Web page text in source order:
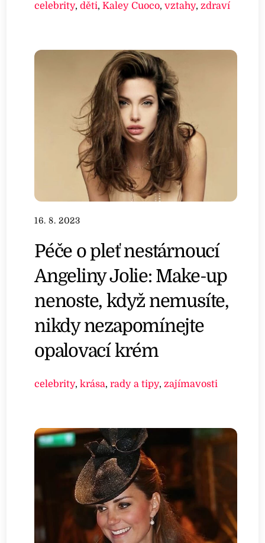
celebrity,děti,Kaley Cuoco,vztahy, zdraví
16. 8. 2023
Péče o pleť nestárnoucí
Angeliny Jolie: Make-up
nenoste, když nemusíte,
nikdy nezapomínejte
opalovací krém
celebrity,krása,rady a tipy,zajímavosti